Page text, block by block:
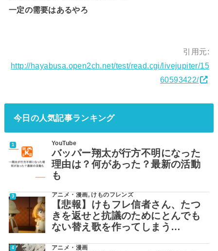
一定の需要はあるやろ
引用元:
http://hayabusa.open2ch.net/test/read.cgi/livejupiter/15
60593422/
今日の人気記事ランキング
YouTube
バッパー翔太が行方不明になった
理由は？何があった？最新の活動
も
アニメ・漫画, けものフレンズ
【悲報】けもフレ信者さん、たつ
きを返せと抗議のためにとんでも
ない替え歌を作ってしまう…
アニメ・漫画